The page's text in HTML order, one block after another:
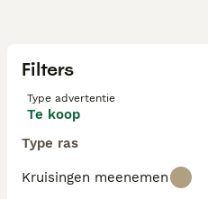
Filters
Type advertentie
Te koop
Type ras
Kruisingen meenemen